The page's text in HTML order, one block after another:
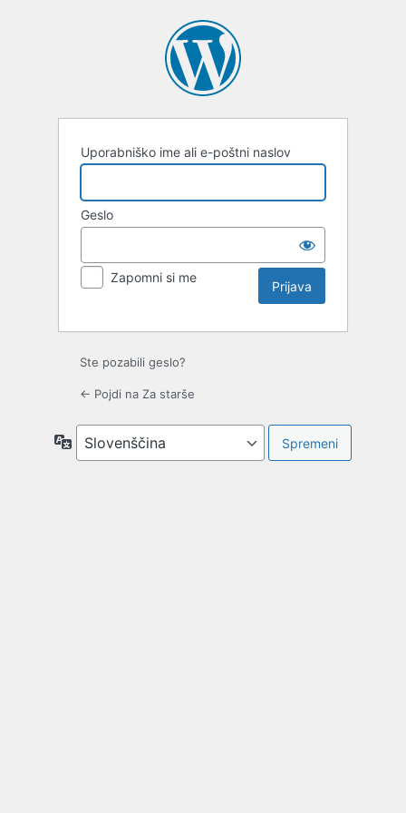
Uporabniško ime ali e-poštni naslov
Geslo
Zapomni si me
Ste pozabili geslo?
← Pojdi na Za starše
Jezik